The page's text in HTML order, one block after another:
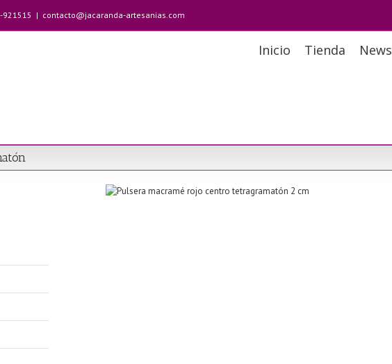
921515 | contacto@jacaranda-artesanias.com
Inicio Tienda News